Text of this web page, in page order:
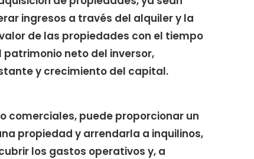
ingresos a través del alquiler y la
de las propiedades con el tiempo
neto del inversor,
y crecimiento del capital.
comerciales, puede proporcionar un
propiedad y arrendarla a inquilinos,
los gastos operativos y, a